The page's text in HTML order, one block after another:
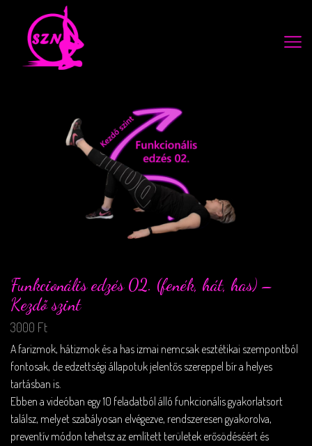
Funkcionális edzés 02. (fenék, hát, has) –
Kezdő szint
3000 Ft
A farizmok, hátizmok és a has izmai nemcsak esztétikai szempontból
fontosak, de edzettségi állapotuk jelentős szereppel bír a helyes
tartásban is.
Ebben a videóban egy 10 feladatból álló funkcionális gyakorlatsort
találsz, melyet szabályosan elvégezve, rendszeresen gyakorolva,
preventív módon tehetsz az említett területek erősödéséért és